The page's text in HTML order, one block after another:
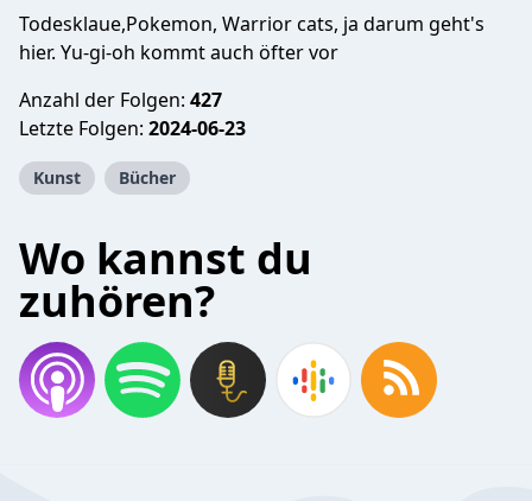
Todesklaue,Pokemon, Warrior cats, ja darum geht's
hier. Yu-gi-oh kommt auch öfter vor
Anzahl der Folgen: 427
Letzte Folgen: 2024-06-23
Kunst Bücher
Wo kannst du
zuhören?